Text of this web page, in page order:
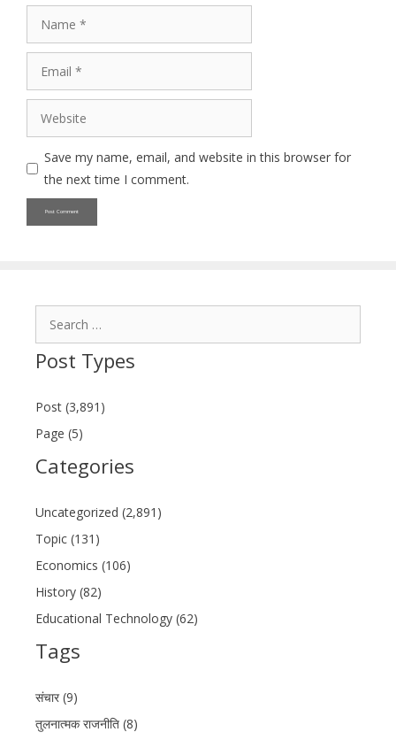
Website
Save my name, email, and website in this browser for
the next time I comment.
Post Types
Post (3,891)
Page (5)
Categories
Uncategorized (2,891)
Topic (131)
Economics (106)
History (82)
Educational Technology (62)
Tags
संचार (9)
तुलनात्मक राजनीति (8)